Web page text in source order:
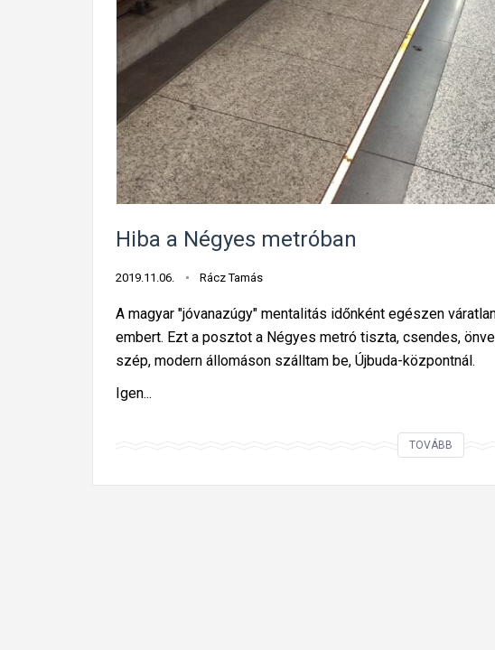
Hiba a Négyes metróban
2019.11.06. Rácz Tamás
A magyar "jóvanazúgy" mentalitás időnként egészen
embert. Ezt a posztot a Négyes metró tiszta, csendes,
szép, modern állomáson szálltam be, Újbuda-központnál.
Igen...
TOVÁBB
b